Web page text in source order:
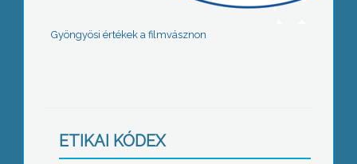
Gyöngyösi értékek a filmvásznon
ETIKAI KÓDEX